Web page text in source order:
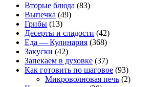
Вторые блюда (83)
Выпечка (49)
Грибы (13)
Десерты и сладости (42)
Еда — Кулинария (368)
Закуски (42)
Запекаем в духовке (37)
Как готовить по шаговое (93)
Микроволновая печь (2)